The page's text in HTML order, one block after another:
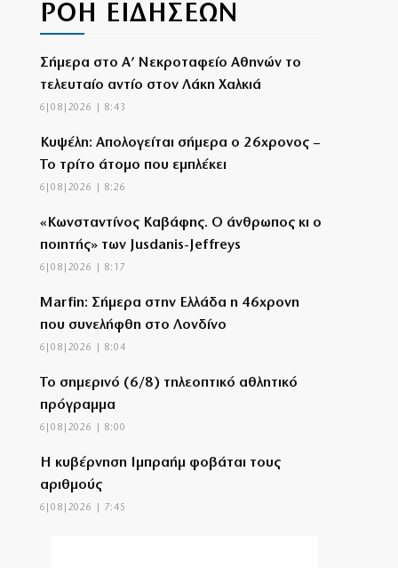
ΡΟΗ ΕΙΔΗΣΕΩΝ
Σήμερα στο Α’ Νεκροταφείο Αθηνών το
τελευταίο αντίο στον Λάκη Χαλκιά
6|08|2026 | 8:43
Κυψέλη: Απολογείται σήμερα ο 26χρονος –
Το τρίτο άτομο που εμπλέκει
6|08|2026 | 8:26
«Κωνσταντίνος Καβάφης. Ο άνθρωπος κι ο
ποιητής» των Jusdanis-Jeffreys
6|08|2026 | 8:17
Marfin: Σήμερα στην Ελλάδα η 46χρονη
που συνελήφθη στο Λονδίνο
6|08|2026 | 8:04
Το σημερινό (6/8) τηλεοπτικό αθλητικό
πρόγραμμα
6|08|2026 | 8:00
Η κυβέρνηση Ιμπραήμ φοβάται τους
αριθμούς
6|08|2026 | 7:45